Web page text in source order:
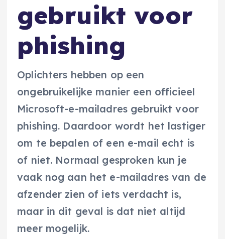
gebruikt voor
phishing
Oplichters hebben op een
ongebruikelijke manier een officieel
Microsoft-e-mailadres gebruikt voor
phishing. Daardoor wordt het lastiger
om te bepalen of een e-mail echt is
of niet. Normaal gesproken kun je
vaak nog aan het e-mailadres van de
afzender zien of iets verdacht is,
maar in dit geval is dat niet altijd
meer mogelijk.